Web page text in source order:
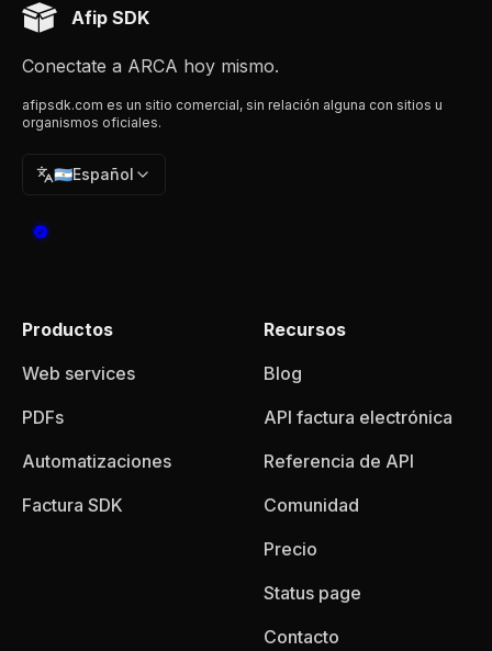
Afip SDK
Conectate a ARCA hoy mismo.
afipsdk.com es un sitio comercial, sin relación alguna con sitios u
organismos oficiales.
🇦🇷Español
Productos
Web services
PDFs
Automatizaciones
Factura SDK
Recursos
Blog
API factura electrónica
Referencia de API
Comunidad
Precio
Status page
Contacto